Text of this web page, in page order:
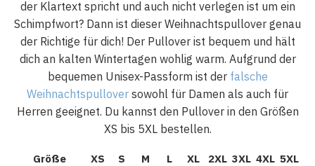
der Klartext spricht und auch nicht verlegen ist um ein
Schimpfwort? Dann ist dieser Weihnachtspullover genau
der Richtige für dich! Der Pullover ist bequem und hält
dich an kalten Wintertagen wohlig warm. Aufgrund der
bequemen Unisex-Passform ist der falsche
Weihnachtspullover sowohl für Damen als auch für
Herren geeignet. Du kannst den Pullover in den Größen
XS bis 5XL bestellen.
Größe XS S M L XL 2XL 3XL 4XL 5XL